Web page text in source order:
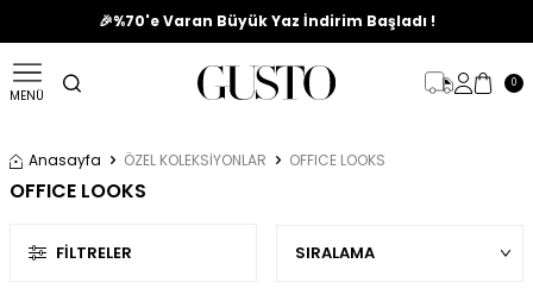
🎉%70'e Varan Büyük Yaz İndirim Başladı !
MENÜ
0
Anasayfa ÖZEL KOLEKSİYONLAR OFFICE LOOKS
OFFICE LOOKS
FILTRELER